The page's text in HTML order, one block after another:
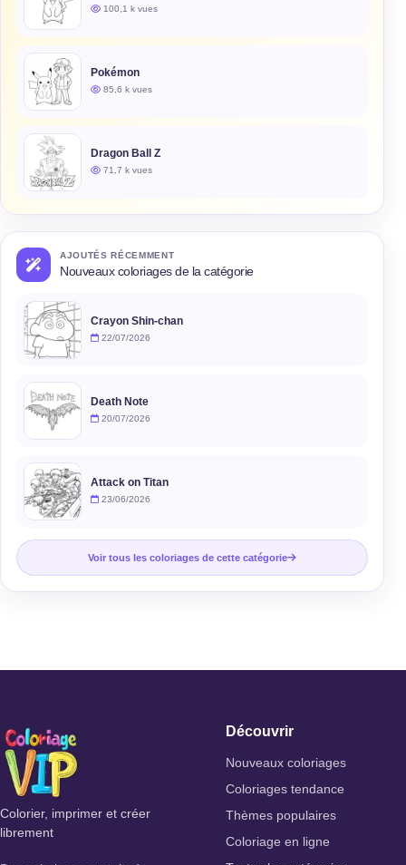
100,1 k vues
Pokémon
85,6 k vues
Dragon Ball Z
71,7 k vues
AJOUTÉS RÉCEMMENT
Nouveaux coloriages de la catégorie
Crayon Shin-chan
22/07/2026
Death Note
20/07/2026
Attack on Titan
23/06/2026
Voir tous les coloriages de cette catégorie
Colorier, imprimer et créer
librement
Découvrir
Nouveaux coloriages
Coloriages tendance
Thèmes populaires
Coloriage en ligne